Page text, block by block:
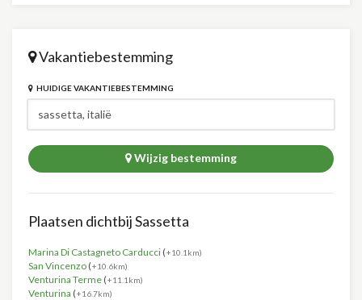
Vakantiebestemming
HUIDIGE VAKANTIEBESTEMMING
Wijzig bestemming
Plaatsen dichtbij Sassetta
Marina Di Castagneto Carducci (+10.1km)
San Vincenzo (+10.6km)
Venturina Terme (+11.1km)
Venturina (+16.7km)